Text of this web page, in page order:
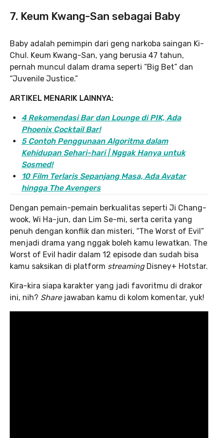
7. Keum Kwang-San sebagai Baby
Baby adalah pemimpin dari geng narkoba saingan Ki-
Chul. Keum Kwang-San, yang berusia 47 tahun,
pernah muncul dalam drama seperti “Big Bet” dan
“Juvenile Justice.”
ARTIKEL MENARIK LAINNYA:
4 Rekomendasi Bar dan Lounge di PIK, Ada
Phoenix Cocktail Bar!
5 Contoh Penggunaan Algoritma dalam
Kehidupan Sehari-hari | Nggak Hanya untuk
Sosmed!
10 Film Terlaris Sepanjang Masa, Ada Avatar
hingga The Avengers
Dengan pemain-pemain berkualitas seperti Ji Chang-
wook, Wi Ha-jun, dan Lim Se-mi, serta cerita yang
penuh dengan konflik dan misteri, “The Worst of Evil”
menjadi drama yang nggak boleh kamu lewatkan. The
Worst of Evil hadir dalam 12 episode dan sudah bisa
kamu saksikan di platform streamingDisney+ Hotstar.
Kira-kira siapa karakter yang jadi favoritmu di drakor
ini, nih? Sharejawaban kamu di kolom komentar, yuk!